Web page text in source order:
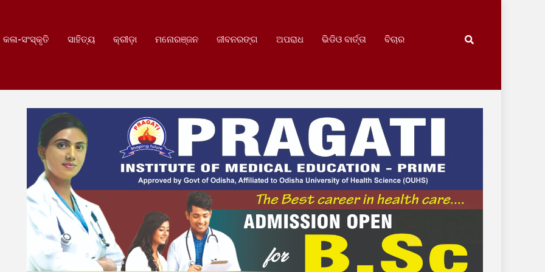
କଳା-ସଂସ୍କୃତି ସାହିତ୍ୟ କ୍ରୀଡ଼ା ମନୋରଞ୍ଜନ ଜୀବନରଙ୍ଗ ଅପରାଧ ଭିଡିଓ ବାର୍ତ୍ତା ବିଚାର